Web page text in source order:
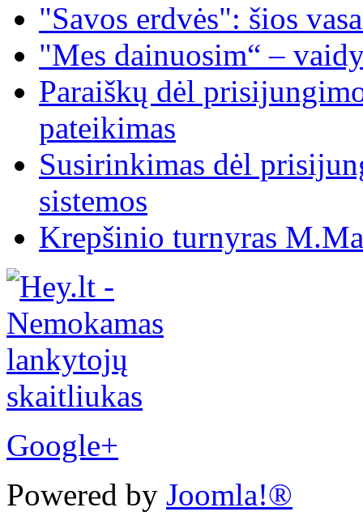
"Savos erdvės": šios
"Mes dainuosim“ –
Paraiškų dėl
pateikimas
Susirinkimas dėl
sistemos
Krepšinio turnyras
Google+
Powered by Joomla!®